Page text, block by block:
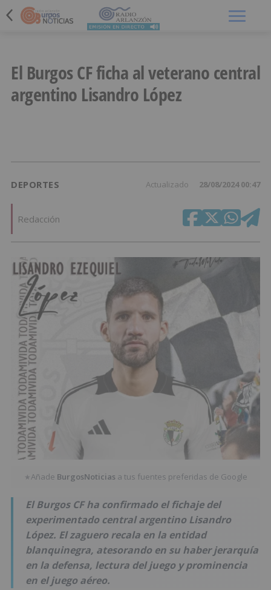
El Burgos CF ficha al veterano central
argentino Lisandro López
DEPORTES Actualizado 28/08/2024 00:47
Redacción
★Añade BurgosNoticias a tus fuentes preferidas de Google
El Burgos CF ha confirmado el fichaje del
experimentado central argentino Lisandro
López. El zaguero recala en la entidad
blanquinegra, atesorando en su haber jerarquía
en la defensa, lectura del juego y prominencia
en el juego aéreo.